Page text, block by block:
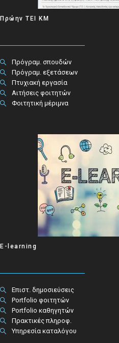
Πρώην ΤΕΙ ΚΜ
Πρόγραμ. σπουδών
Πρόγραμ. εξετάσεων
Πτυχιακή εργασία
Αιτήσεις φοιτητών
Φοιτητική μέριμνα
E-learning
Επιστ. δημοσιεύσεις
Portfolio φοιτητών
Portfolio καθηγητών
Πρακτικές πληροφ.​
Υπηρεσία καταλόγου